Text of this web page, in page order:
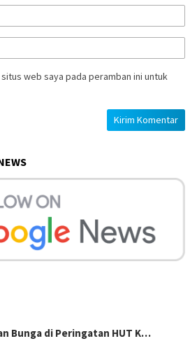
web saya pada peramban ini untuk
Bunga di Peringatan HUT K…